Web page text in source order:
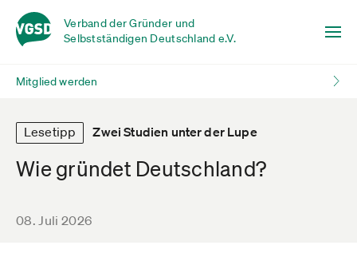
Verband der Gründer und
Selbstständigen Deutschland e.V.
Mitglied werden
Lesetipp Zwei Studien unter der Lupe
Wie gründet Deutschland?
08. Juli 2026